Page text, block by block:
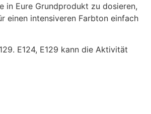
in Eure Grundprodukt zu dosieren,
einen intensiveren Farbton einfach
E124, E129 kann die Aktivität